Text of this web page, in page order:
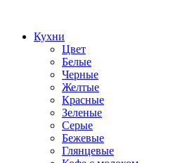
Кухни
Цвет
Белые
Черные
Желтые
Красные
Зеленые
Серые
Бежевые
Глянцевые